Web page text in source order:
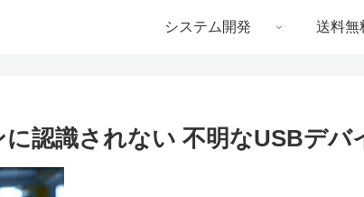
システム開発 送料無
認識されない 不明なUSBデバ